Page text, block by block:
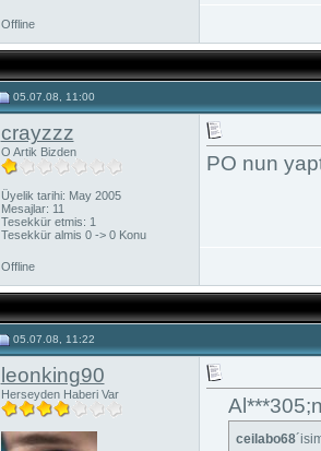
Offline
05.07.08, 11:00
crayzzz
O Artik Bizden
Üyelik tarihi: May 2005
Mesajlar: 11
Tesekkür etmis: 1
Tesekkür almis 0 -> 0 Konu
PO nun
Offline
05.07.08, 11:22
leonking90
Herseyden Haberi Var
ceilabo68